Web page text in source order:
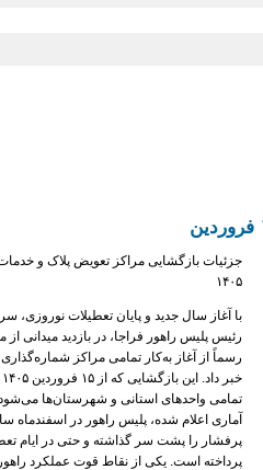
جزئیات بازگشایی مراکز تعویض پلاک و
۱۴۰۵
با آغاز سال جدید و پایان تعطیلات نوروزی،
رئیس پلیس راهور فراجا، در بازدید میدانی از
رسماً از آغاز به‌کار تمامی مراکز شماره‌گذاری
تمامی واحدهای استانی و شهرستان‌ها
آماری اعلام شده، پلیس راهور در
پرفشار را پشت سر گذاشته و حتی در ایام
پرداخته است. یکی از نقاط قوت عملکرد